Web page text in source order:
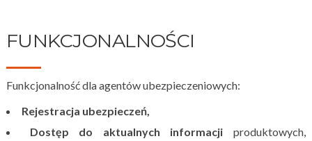
FUNKCJONALNOŚCI
Funkcjonalność dla agentów ubezpieczeniowych:
Rejestracja ubezpieczeń,
Dostęp do aktualnych informacji produktowych,